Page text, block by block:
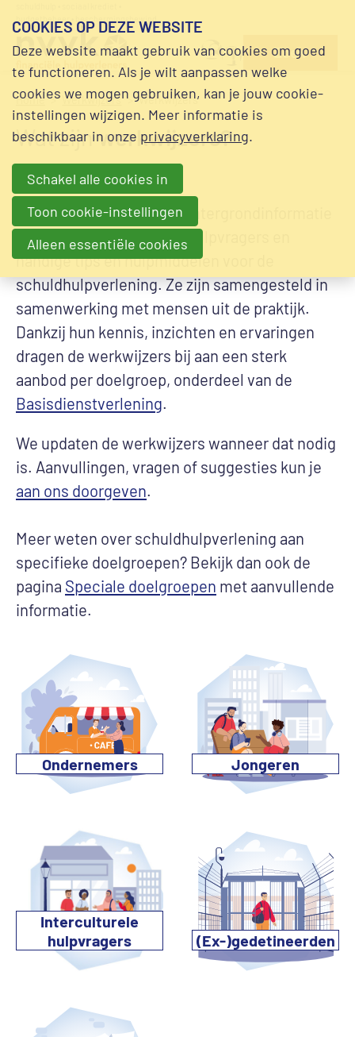
NVVK
community
direct naar
alle
hulpmiddelen
Zoek
Home Werkwijzers Werkwijzers
Wat zijnwerkwijzers?
De werkwijzers bieden achtergrondinformatie
over specifieke groepen hulpvragers en
handige tips en hulpmiddelen voor de
schuldhulpverlening. Ze zijn samengesteld in
samenwerking met mensen uit de praktijk.
Dankzij hun kennis, inzichten en ervaringen
dragen de werkwijzers bij aan een sterk
aanbod per doelgroep, onderdeel van de
Basisdienstverlening.
We updaten de werkwijzers wanneer dat nodig
is. Aanvullingen, vragen of suggesties kun je
aan ons doorgeven.
Meer weten over schuldhulpverlening aan
specifieke doelgroepen? Bekijk dan ook de
pagina Speciale doelgroepen met aanvullende
informatie.
Ondernemers Jongeren
Interculturele
hulpvragers
(Ex-)gedetineerden
COOKIES OP DEZE WEBSITE
Deze website maakt gebruik van cookies om goed
te functioneren. Als je wilt aanpassen welke
cookies we mogen gebruiken, kan je jouw cookie-
instellingen wijzigen. Meer informatie is
beschikbaar in onze privacyverklaring.
Schakel alle cookies in
Toon cookie-instellingen
Alleen essentiële cookies